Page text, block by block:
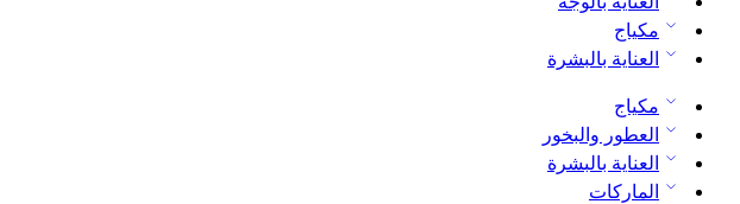
مكياج
العناية بالبشرة
مكياج
العطور والبخور
العناية بالبشرة
الماركات